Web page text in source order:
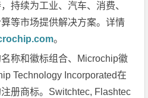
持续为工业、汽车、消费、
等市场提供解决方案。详情
。
称和徽标组合、Microchip徽
Technology Incorporated在
册商标。Switchtec, Flashtec